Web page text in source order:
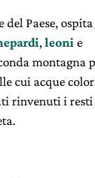
Paese,
,leonie
montagna
cui acque color
rinvenuti i